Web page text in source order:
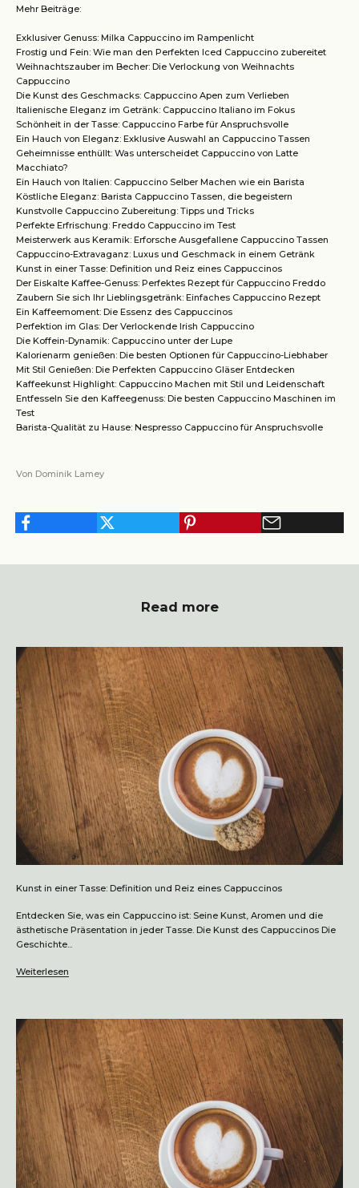
Mehr Beiträge:
Exklusiver Genuss: Milka Cappuccino im Rampenlicht
Frostig und Fein: Wie man den Perfekten Iced Cappuccino zubereitet
Weihnachtszauber im Becher: Die Verlockung von Weihnachts
Cappuccino
Die Kunst des Geschmacks: Cappuccino Apen zum Verlieben
Italienische Eleganz im Getränk: Cappuccino Italiano im Fokus
Schönheit in der Tasse: Cappuccino Farbe für Anspruchsvolle
Ein Hauch von Eleganz: Exklusive Auswahl an Cappuccino Tassen
Geheimnisse enthüllt: Was unterscheidet Cappuccino von Latte
Macchiato?
Ein Hauch von Italien: Cappuccino Selber Machen wie ein Barista
Köstliche Eleganz: Barista Cappuccino Tassen, die begeistern
Kunstvolle Cappuccino Zubereitung: Tipps und Tricks
Perfekte Erfrischung: Freddo Cappuccino im Test
Meisterwerk aus Keramik: Erforsche Ausgefallene Cappuccino Tassen
Cappuccino-Extravaganz: Luxus und Geschmack in einem Getränk
Kunst in einer Tasse: Definition und Reiz eines Cappuccinos
Der Eiskalte Kaffee-Genuss: Perfektes Rezept für Cappuccino Freddo
Zaubern Sie sich Ihr Lieblingsgetränk: Einfaches Cappuccino Rezept
Ein Kaffeemoment: Die Essenz des Cappuccinos
Perfektion im Glas: Der Verlockende Irish Cappuccino
Die Koffein-Dynamik: Cappuccino unter der Lupe
Kalorienarm genießen: Die besten Optionen für Cappuccino-Liebhaber
Mit Stil Genießen: Die Perfekten Cappuccino Gläser Entdecken
Kaffeekunst Highlight: Cappuccino Machen mit Stil und Leidenschaft
Entfesseln Sie den Kaffeegenuss: Die besten Cappuccino Maschinen im
Test
Barista-Qualität zu Hause: Nespresso Cappuccino für Anspruchsvolle
Von Dominik Lamey
Read more
Kunst in einer Tasse: Definition und Reiz eines Cappuccinos
Entdecken Sie, was ein Cappuccino ist: Seine Kunst, Aromen und die
ästhetische Präsentation in jeder Tasse. Die Kunst des Cappuccinos Die
Geschichte...
Weiterlesen